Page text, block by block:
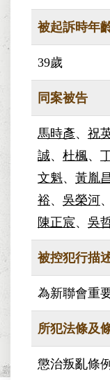
被起訴時年
39歲
同案被告
馬時彥、 祝
誠、 杜楓、
文魁、 黃胤
裕、 吳榮河、
陳正宸、 吳
被控犯行描
為新聯會重
所犯法條及
懲治叛亂條